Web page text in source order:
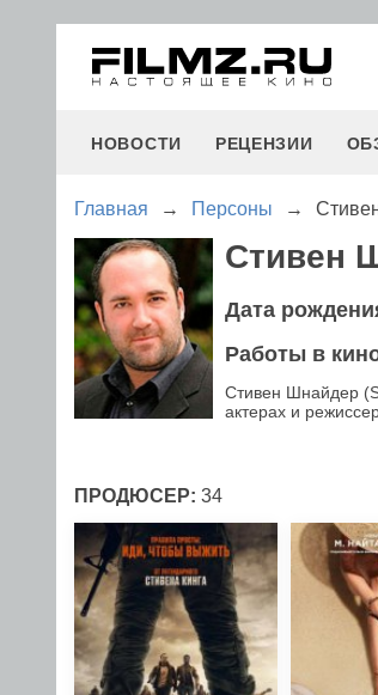
НОВОСТИ РЕЦЕНЗИИ
Главная → Персоны →
Стивен
Дата
Работы в
Стивен Шнайдер
актерах и
ПРОДЮСЕР: 34